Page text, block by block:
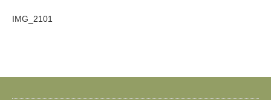
IMG_2101